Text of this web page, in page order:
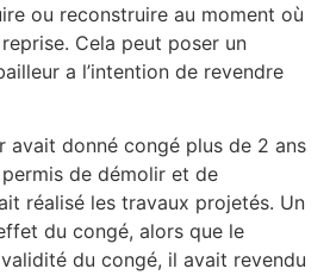
ou reconstruire au moment où
Cela peut poser un
a l’intention de revendre
avait donné congé plus de 2 ans
de démolir et de
réalisé les travaux projetés. Un
du congé, alors que le
du congé, il avait revendu